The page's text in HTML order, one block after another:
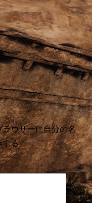
ラウザーに自分の名
する。